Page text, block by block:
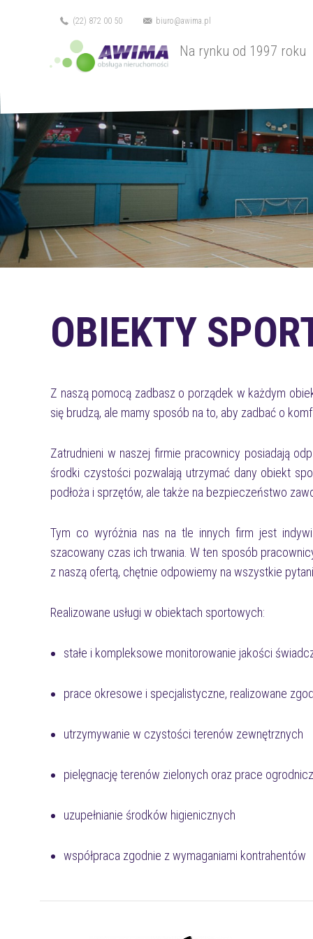
(22) 872 00 50 biuro@awima.pl
Na rynku od 1997 roku
OBIEKTY
Z naszą pomocą zadbasz o porządek w każdym
się brudzą, ale mamy sposób na to, aby zadbać o
Zatrudnieni w naszej firmie pracownicy posiadają
środki czystości pozwalają utrzymać dany obiekt
podłoża i sprzętów, ale także na bezpieczeństwo
Tym co wyróżnia nas na tle innych firm jest
szacowany czas ich trwania. W ten sposób
z naszą ofertą, chętnie odpowiemy na wszystkie
Realizowane usługi w obiektach sportowych:
stałe i kompleksowe monitorowanie jakości
prace okresowe i specjalistyczne, realizowane
utrzymywanie w czystości terenów zewnętrznych
pielęgnację terenów zielonych oraz prace
uzupełnianie środków higienicznych
współpraca zgodnie z wymaganiami kontrahentów